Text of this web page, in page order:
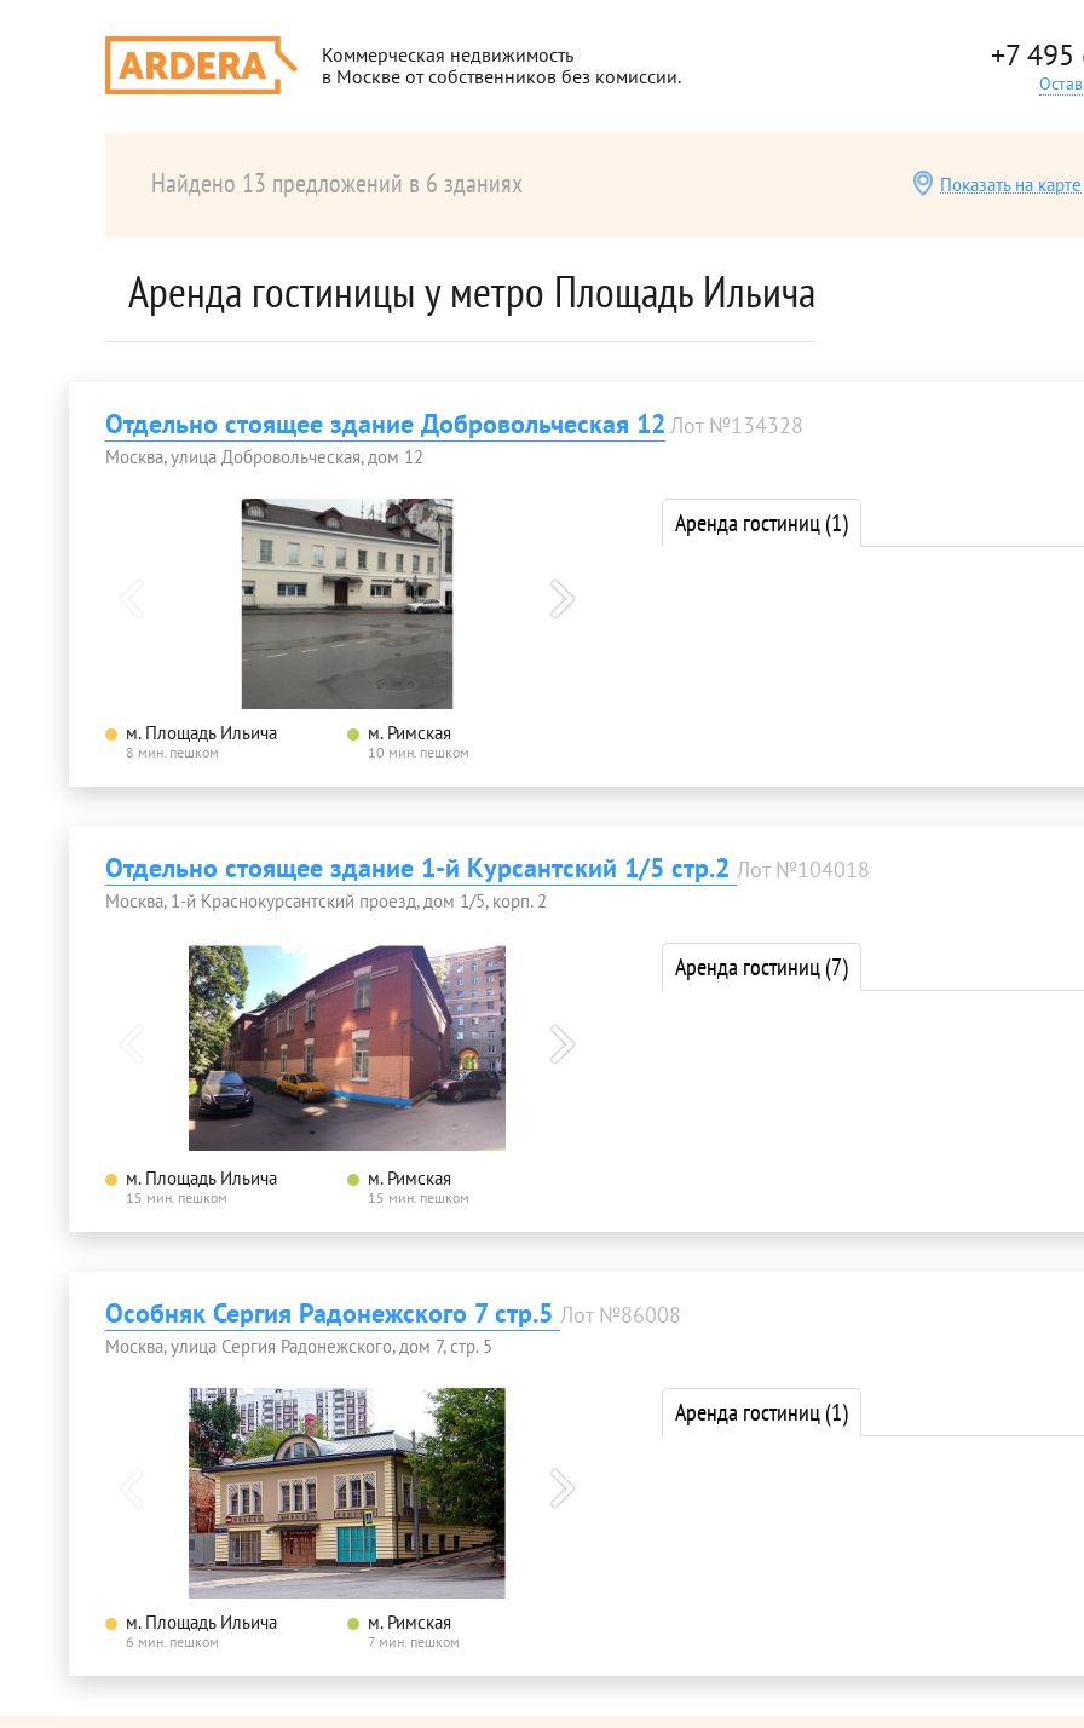
Коммерческая недвижимость
в Москве от собственников без комиссии.
+7
Найдено 13 предложений в 6 зданиях Показать на карте
Аренда гостиницы у метро Площадь Ильича
Отдельно стоящее здание Добровольческая 12 Лот №134328
Москва, улица Добровольческая, дом 12
м. Площадь Ильича
8 мин. пешком
м. Римская
10 мин. пешком
Аренда гостиниц(1)
Отдельно стоящее здание 1-й Курсантский 1/5 стр.2 Лот №104018
Москва, 1-й Краснокурсантский проезд, дом 1/5, корп. 2
м. Площадь Ильича
15 мин. пешком
м. Римская
15 мин. пешком
Аренда гостиниц(7)
Особняк Сергия Радонежского 7 стр.5 Лот №86008
Москва, улица Сергия Радонежского, дом 7, стр. 5
м. Площадь Ильича
6 мин. пешком
м. Римская
7 мин. пешком
Аренда гостиниц(1)